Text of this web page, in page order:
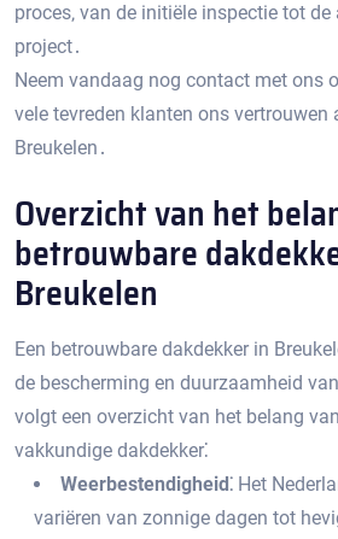
proces‚ van de initiële inspectie tot
project․
Neem vandaag nog contact met ons
vele tevreden klanten ons vertrouwen
Breukelen․
Overzicht van het
betrouwbare
Breukelen
Een betrouwbare dakdekker in
de bescherming en duurzaamheid
volgt een overzicht van het belang
vakkundige dakdekker⁚
Weerbestendigheid⁚ Het
variëren van zonnige dagen tot